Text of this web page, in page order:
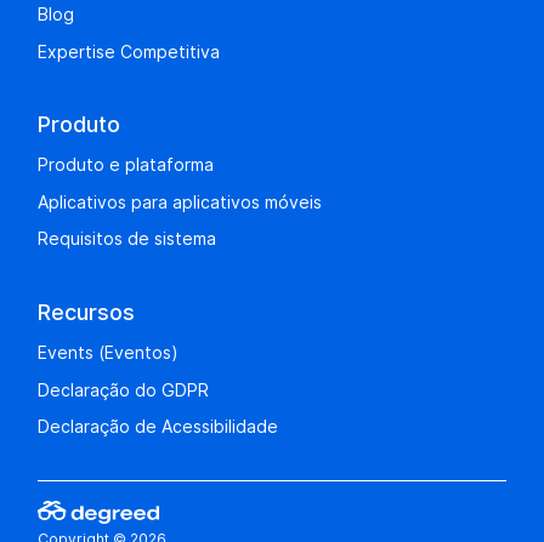
Blog
Expertise Competitiva
Produto
Produto e plataforma
Aplicativos para aplicativos móveis
Requisitos de sistema
Recursos
Events (Eventos)
Declaração do GDPR
Declaração de Acessibilidade